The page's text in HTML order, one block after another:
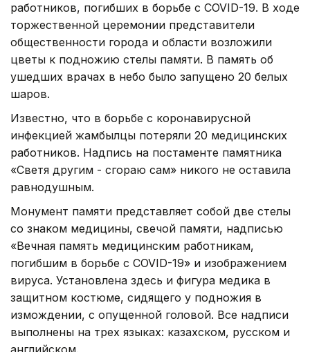
работников, погибших в борьбе с COVID-19. В ходе
торжественной церемонии представители
общественности города и области возложили
цветы к подножию стелы памяти. В память об
ушедших врачах в небо было запущено 20 белых
шаров.
Известно, что в борьбе с коронавирусной
инфекцией жамбылцы потеряли 20 медицинских
работников. Надпись на постаменте памятника
«Светя другим - сгораю сам» никого не оставила
равнодушным.
Монумент памяти представляет собой две стелы
со знаком медицины, свечой памяти, надписью
«Вечная память медицинским работникам,
погибшим в борьбе с COVID-19» и изображением
вируса. Установлена здесь и фигура медика в
защитном костюме, сидящего у подножия в
измождении, с опущенной головой. Все надписи
выполнены на трех языках: казахском, русском и